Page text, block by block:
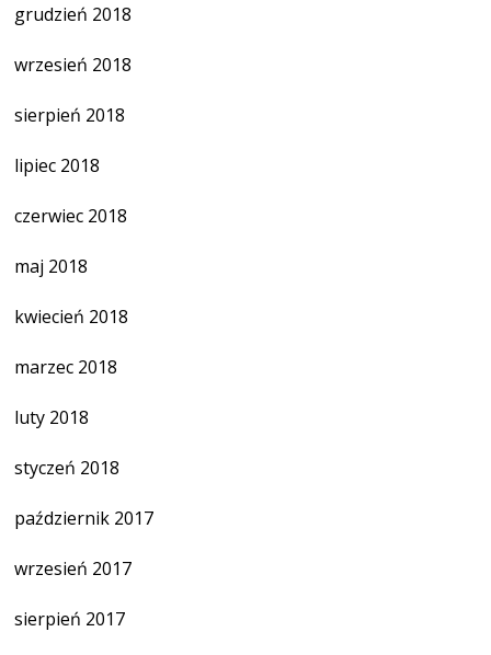
grudzień 2018
wrzesień 2018
sierpień 2018
lipiec 2018
czerwiec 2018
maj 2018
kwiecień 2018
marzec 2018
luty 2018
styczeń 2018
październik 2017
wrzesień 2017
sierpień 2017